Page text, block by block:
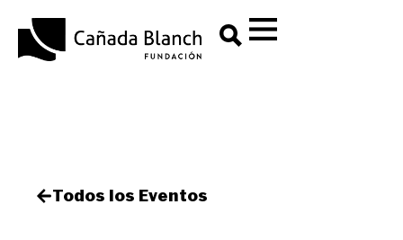
Todos los Eventos